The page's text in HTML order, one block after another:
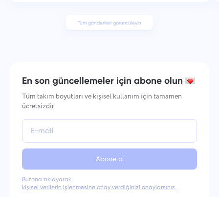
Tüm gönderileri görüntüleyin
En son güncellemeler için abone olun
Tüm takım boyutları ve kişisel kullanım için tamamen
ücretsizdir
Abone ol
Butona tıklayarak,
kişisel verilerin işlenmesine onay verdiğinizi onaylarsınız.